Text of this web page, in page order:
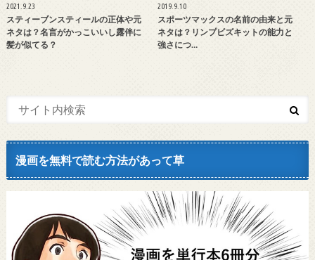
2021.9.23
スティーブンスティールの正体や元
ネタは？名言がかっこいいし露伴に
髪が似てる？
2019.9.10
スポーツマックスの名前の由来と元
ネタは？リンプビズキットの能力と
強さにつ…
漫画を無料で読む方法があって草